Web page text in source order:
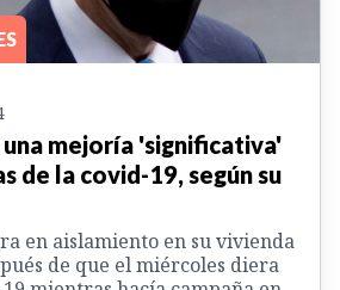
mejoría 'significativa'
de la covid-19, según su
en aislamiento en su vivienda
de que el miércoles diera